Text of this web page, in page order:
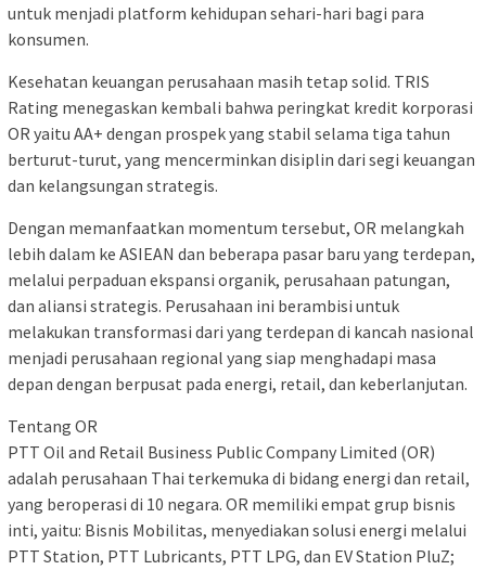
untuk menjadi platform kehidupan sehari-hari bagi para
konsumen.
Kesehatan keuangan perusahaan masih tetap solid. TRIS
Rating menegaskan kembali bahwa peringkat kredit korporasi
OR yaitu AA+ dengan prospek yang stabil selama tiga tahun
berturut-turut, yang mencerminkan disiplin dari segi keuangan
dan kelangsungan strategis.
Dengan memanfaatkan momentum tersebut, OR melangkah
lebih dalam ke ASIEAN dan beberapa pasar baru yang terdepan,
melalui perpaduan ekspansi organik, perusahaan patungan,
dan aliansi strategis. Perusahaan ini berambisi untuk
melakukan transformasi dari yang terdepan di kancah nasional
menjadi perusahaan regional yang siap menghadapi masa
depan dengan berpusat pada energi, retail, dan keberlanjutan.
Tentang OR
PTT Oil and Retail Business Public Company Limited (OR)
adalah perusahaan Thai terkemuka di bidang energi dan retail,
yang beroperasi di 10 negara. OR memiliki empat grup bisnis
inti, yaitu: Bisnis Mobilitas, menyediakan solusi energi melalui
PTT Station, PTT Lubricants, PTT LPG, dan EV Station PluZ;